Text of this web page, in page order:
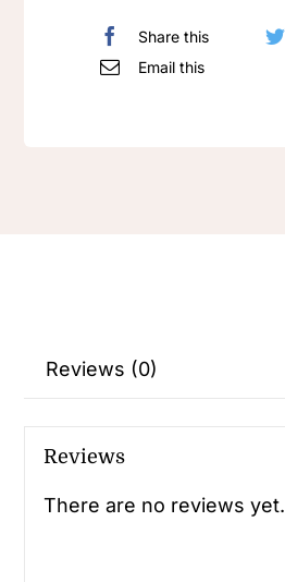
Share this
Email this
Reviews (0)
Reviews
There are no reviews yet.